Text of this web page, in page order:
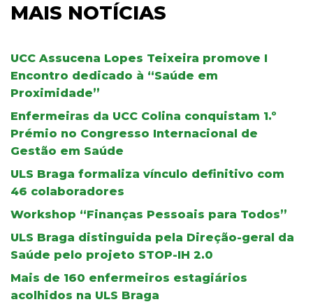
MAIS NOTÍCIAS
UCC Assucena Lopes Teixeira promove I
Encontro dedicado à “Saúde em
Proximidade”
Enfermeiras da UCC Colina conquistam 1.º
Prémio no Congresso Internacional de
Gestão em Saúde
ULS Braga formaliza vínculo definitivo com
46 colaboradores
Workshop “Finanças Pessoais para Todos”
ULS Braga distinguida pela Direção-geral da
Saúde pelo projeto STOP-IH 2.0
Mais de 160 enfermeiros estagiários
acolhidos na ULS Braga